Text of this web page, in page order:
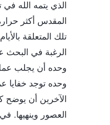
الذي يتمه الله في
المقدس أكثر
تلك المتعلقة
الرغبة في
وحده أن يجلب
وحده توجد خفايا
الآخرين أن
العصور وينهيها.